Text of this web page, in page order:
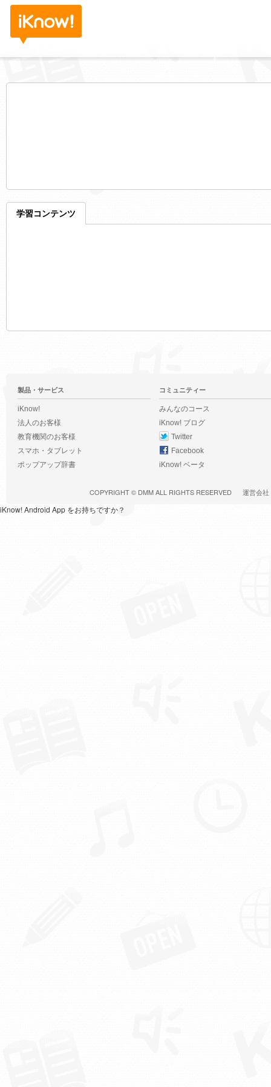
学習コンテンツ
製品・サービス
iKnow!
法人のお客様
教育機関のお客様
スマホ・タブレット
ポップアップ辞書
コミュニティー
みんなのコース
iKnow! ブログ
Twitter
Facebook
iKnow! ベータ
COPYRIGHT © DMMALL RIGHTS RESERVED 運営会社
iKnow! Android App をお持ちですか？